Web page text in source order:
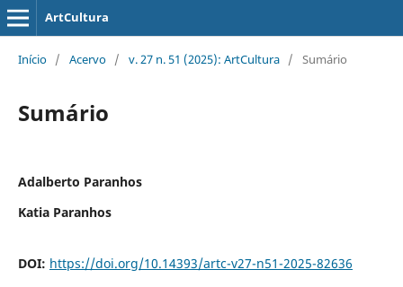
ArtCultura
Início / Acervo / v. 27 n. 51 (2025): ArtCultura / Sumário
Sumário
Adalberto Paranhos
Katia Paranhos
DOI: https://doi.org/10.14393/artc-v27-n51-2025-82636